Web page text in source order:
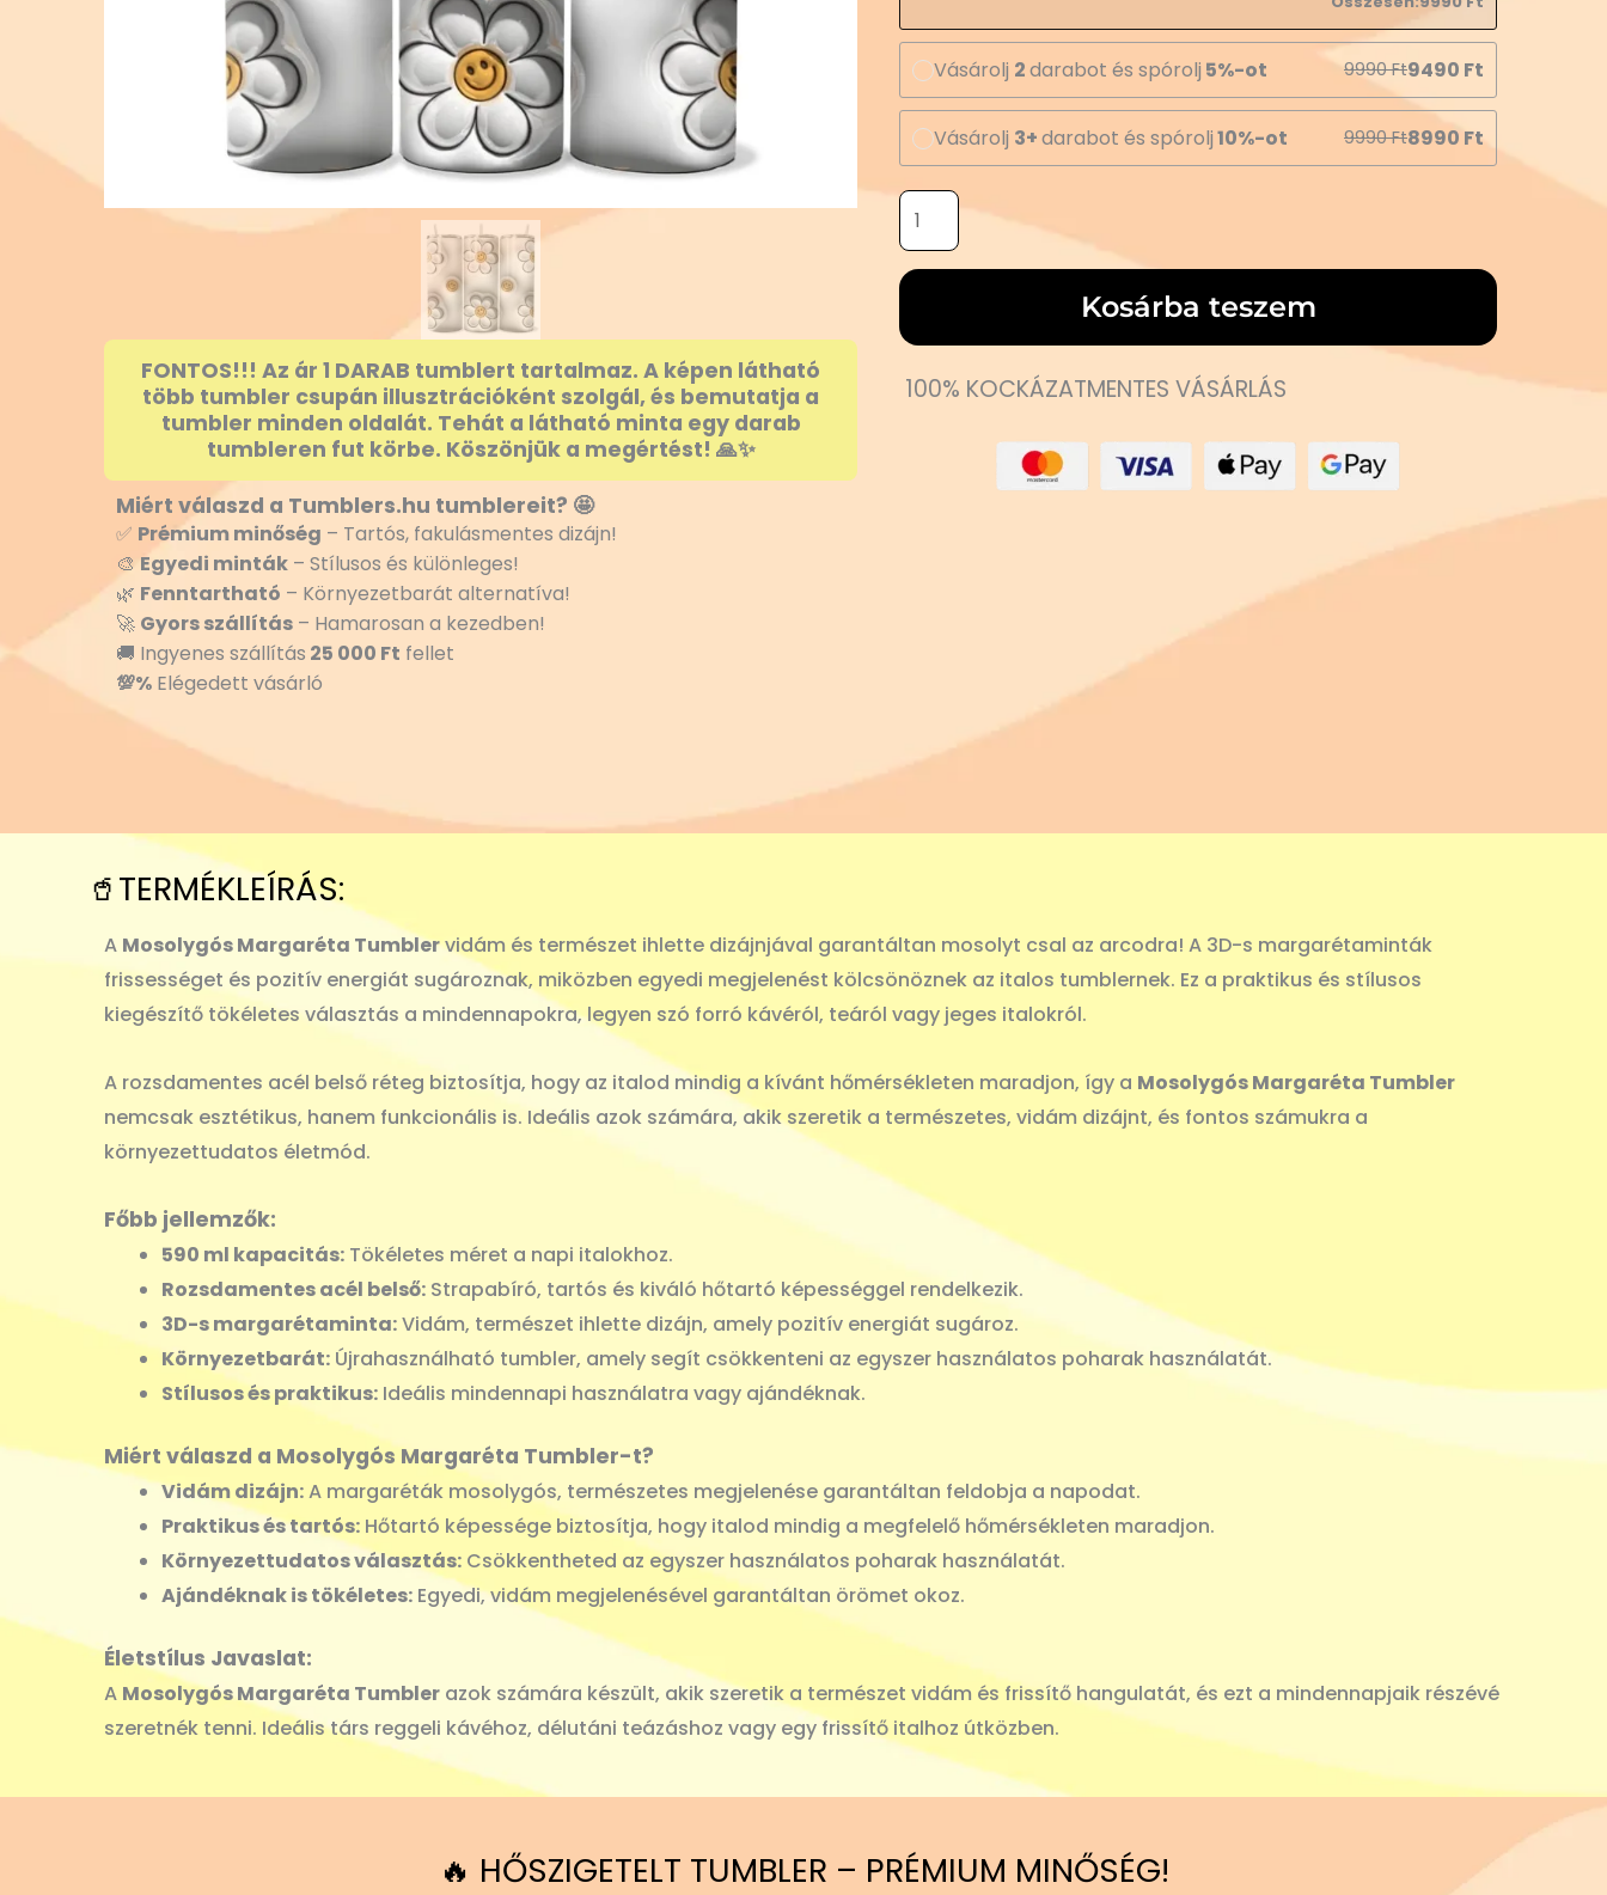
FONTOS!!! Az ár 1 DARAB tumblert tartalmaz. A képen látható
több tumbler csupán illusztrációként szolgál, és bemutatja a
tumbler minden oldalát. Tehát a látható minta egy darab
tumbleren fut körbe. Köszönjük a megértést! 🙏✨
Miért válaszd a Tumblers.hu tumblereit? 🤩
✅ Prémium minőség – Tartós, fakulásmentes dizájn!
🎨 Egyedi minták – Stílusos és különleges!
🌿 Fenntartható – Környezetbarát alternatíva!
🚀 Gyors szállítás – Hamarosan a kezedben!
🚚 Ingyenes szállítás 25 000 Ft fellet
💯% Elégedett vásárló
Vásárolj 2darabot és spórolj 5%-ot 9990Ft9490 Ft
Vásárolj 3+darabot és spórolj10%-ot 9990Ft8990 Ft
Kosárba teszem
100% KOCKÁZATMENTES VÁSÁRLÁS
🥤TERMÉKLEÍRÁS:
A Mosolygós Margaréta Tumblervidám és természet ihlette dizájnjával garantáltan mosolyt csal az arcodra! A 3D-s margarétaminták
frissességet és pozitív energiát sugároznak, miközben egyedi megjelenést kölcsönöznek az italos tumblernek. Ez a praktikus és stílusos
kiegészítő tökéletes választás a mindennapokra, legyen szó forró kávéról, teáról vagy jeges italokról.
A rozsdamentes acél belső réteg biztosítja, hogy az italod mindig a kívánt hőmérsékleten maradjon, így a Mosolygós Margaréta Tumbler
nemcsak esztétikus, hanem funkcionális is. Ideális azok számára, akik szeretik a természetes, vidám dizájnt, és fontos számukra a
környezettudatos életmód.
Főbb jellemzők:
590 ml kapacitás: Tökéletes méret a napi italokhoz.
Rozsdamentes acél belső: Strapabíró, tartós és kiváló hőtartó képességgel rendelkezik.
3D-s margarétaminta:Vidám, természet ihlette dizájn, amely pozitív energiát sugároz.
Környezetbarát: Újrahasználható tumbler, amely segít csökkenteni az egyszer használatos poharak használatát.
Stílusos és praktikus: Ideális mindennapi használatra vagy ajándéknak.
Miért válaszd a Mosolygós Margaréta Tumbler-t?
Vidám dizájn:A margaréták mosolygós, természetes megjelenése garantáltan feldobja a napodat.
Praktikus és tartós: Hőtartó képessége biztosítja, hogy italod mindig a megfelelő hőmérsékleten maradjon.
Környezettudatos választás: Csökkentheted az egyszer használatos poharak használatát.
Ajándéknak is tökéletes: Egyedi, vidám megjelenésével garantáltan örömet okoz.
Életstílus Javaslat:
A Mosolygós Margaréta Tumbler azok számára készült, akik szeretik a természet vidám és frissítő hangulatát, és ezt a mindennapjaik részévé
szeretnék tenni. Ideális társ reggeli kávéhoz, délutáni teázáshoz vagy egy frissítő italhoz útközben.
🔥 HŐSZIGETELT TUMBLER – PRÉMIUM MINŐSÉG!